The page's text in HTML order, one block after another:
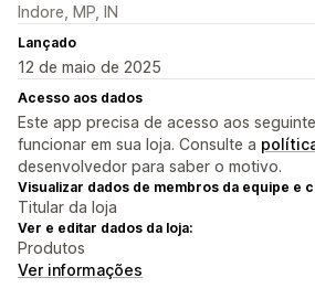
Indore, MP, IN
Lançado
12 de maio de 2025
Acesso aos dados
Este app precisa de acesso aos
funcionar em sua loja. Consulte a
desenvolvedor para saber o motivo.
Visualizar dados de membros da equipe e
Titular da loja
Ver e editar dados da loja:
Produtos
Ver informações